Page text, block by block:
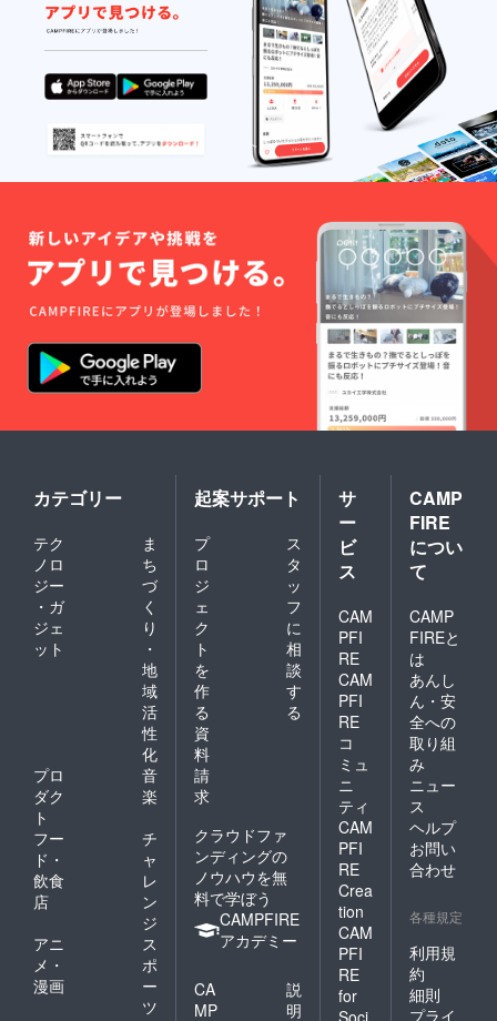
菌まな
板で、
高純
度、高
品質で
安心安
全の国
産材を
使用し
ている
のいる
家庭に
特に人
気で、
末永く
ご使用
してい
ただけ
ます。
まな板
の通り
チック
です。
資源と
して再
利用し
やす
く、捨
も何も
考えず
に捨て
るので
はな
く、資
源回収
などに
出して
いただ
ける
と、そ
れだけ
であな
たも3R
に貢献
ると言
す。
す。
【プラ
スチッ
クまな
板 ファ
イミ
リーサ
イズ】
大手総
合食品
イタリ
アンの
チェー
ン店に
も採用
されて
いるプ
ロ仕様
のまな
さ
42cm×
25cmの
ファミ
リー向
けサイ
ズのも
のをお
ます。
食品衛
生法に
も適合
した抗
菌まな
板で、
高純
度、高
品質で
安心安
全の国
産材を
使用し
ている
ため、
のいる
特に人
気で、
末永く
ご使用
が少な
いガラ
ス素材
を使用
し、職
人の技
術で17
色のガ
ラスを
ロゴ
マーク
込みま
した。
職人が
ひとつ
ひとつ
手作り
した、
世界に
一つし
作品で
す 【プ
ラス
まな板
ファイ
ミリー
サイ
ズ】 大
手総合
パーや
イタリ
アンの
チェー
ン店に
も採用
されて
いるプ
ロ仕様
のまな
板で
す。 厚
10mm
程度。
42cm×
ファミ
けサイ
ズのも
のをお
届けし
カテゴリー
テク
ノロ
ジー
・ガ
ジェ
ット
ま
ち
づ
く
り
・
地
域
活
性
化
プロ
ダク
ト
音
楽
フー
ド・
飲食
店
チ
ャ
レ
ン
ジ
アニ
メ・
漫画
ス
ポ
ー
ツ
起案サポート
プ
ロ
ジ
ェ
ク
ト
を
作
る
ス
タ
ッ
フ
に
相
談
す
る
資
料
請
求
クラウドファ
ンディングの
ノウハウを無
料で学ぼう
CAMPFIRE
アカデミー
CA
MP
説
明
サ
ー
ビ
ス
CAM
PFI
RE
CAM
PFI
RE
コ
ミュ
ニ
ティ
CAM
PFI
RE
Crea
tion
CAM
PFI
RE
for
CAMP
FIRE
につい
て
CAMP
FIREと
は
あんし
ん・安
全への
取り組
み
ニュー
ス
ヘルプ
お問い
合わせ
各種規定
利用規
約
細則
プライ